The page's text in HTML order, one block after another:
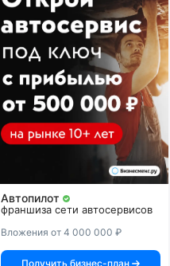
Автопилот
франшиза сети автосервисов
Вложения от 4 000 000 ₽
Получить бизнес-план